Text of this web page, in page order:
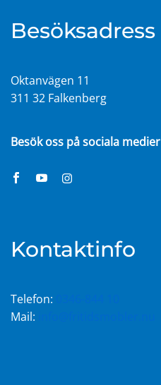
Besöksadress
Oktanvägen 11
311 32 Falkenberg
Besök oss på sociala medier
Kontaktinfo
Telefon:
Mail: